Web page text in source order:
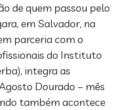
de quem passou pelo
em Salvador, na
parceria com o
do Instituto
integra as
Dourado – mês
também acontece